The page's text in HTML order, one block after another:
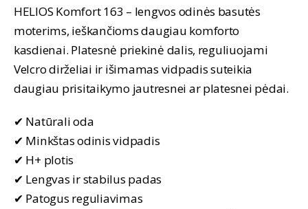
was:
79,90 €.
is:
49,90 €.
HELIOS Komfort 163 – lengvos odinės basutės
moterims, ieškančioms daugiau komforto
kasdienai. Platesnė priekinė dalis, reguliuojami
Velcro dirželiai ir išimamas vidpadis suteikia
daugiau prisitaikymo jautresnei ar platesnei pėdai.
✔ Natūrali oda
✔ Minkštas odinis vidpadis
✔ H+ plotis
✔ Lengvas ir stabilus padas
✔ Patogus reguliavimas